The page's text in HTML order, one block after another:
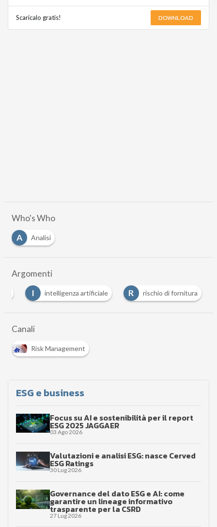
Scaricalo gratis! DOWNLOAD
Who's Who
A
Analisi
Argomenti
I intelligenza artificiale R rischio di fornitura
Canali
Risk Management
ESG e business
Focus su AI e sostenibilità per il report
ESG 2025 JAGGAER
03 Ago 2026
Valutazioni e analisi ESG: nasce Cerved
ESG Ratings
30 Lug 2026
Governance del dato ESG e AI: come
garantire un lineage informativo
trasparente per la CSRD
27 Lug 2026